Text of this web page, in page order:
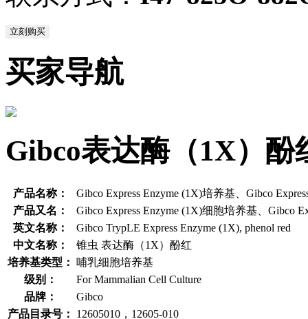
立刻购买
买家导航
Gibco表达酶（1X）
产品名称：
Gibco Express Enzyme (1X)培养基、Gibco
产品又名：
Gibco Express Enzyme (1X)细胞培养基、Gibco
英文名称：
Gibco TrypLE Express Enzyme (1X), phenol red
中文名称：
锥虫 表达酶（1X）酚红
培养基类型：
哺乳细胞培养基
级别：
For Mammalian Cell Culture
品牌：
Gibco
产品目录号：
12605010，12605-010